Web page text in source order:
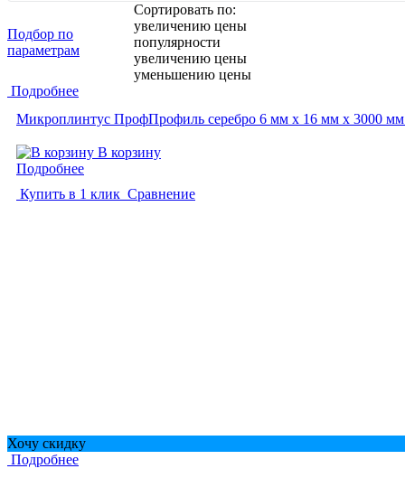
Подбор по
параметрам
Сортировать по:
увеличению цены
популярности
увеличению цены
уменьшению цены
Подробнее
Микроплинтус ПрофПрофиль серебро 6 мм x 16 мм х 3000 мм
В корзину
Подробнее
Купить в 1 клик Сравнение
Хочу скидку
Подробнее